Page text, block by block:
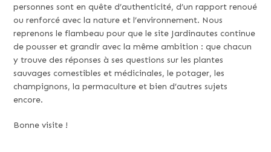
personnes sont en quête d’authenticité, d’un rapport renoué
ou renforcé avec la nature et l’environnement. Nous
reprenons le flambeau pour que le site Jardinautes continue
de pousser et grandir avec la même ambition : que chacun
y trouve des réponses à ses questions sur les plantes
sauvages comestibles et médicinales, le potager, les
champignons, la permaculture et bien d’autres sujets
encore.
Bonne visite !